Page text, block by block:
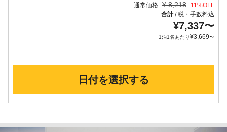
通常価格 ¥ 8,218 11%OFF
合計/税・手数料込
¥7,337〜
1泊1名あたり¥3,669〜
日付を選択する